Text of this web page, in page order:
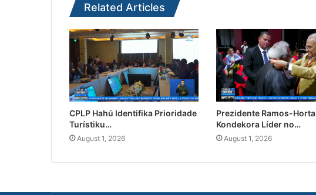
Related Articles
CPLP Hahú Identifika Prioridade
Turístiku…
August 1, 2026
Prezidente Ramos-Horta
Kondekora Líder no…
August 1, 2026